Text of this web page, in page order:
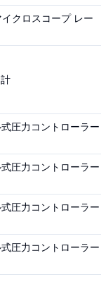
クロスコープ レー
圧力コントローラー
圧力コントローラー
圧力コントローラー
圧力コントローラー